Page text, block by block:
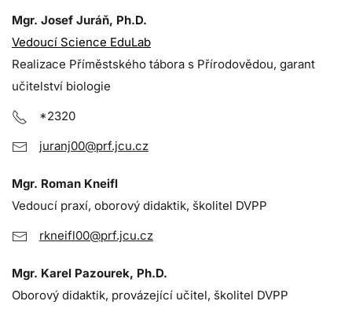
Mgr. Josef Juráň, Ph.D.
Vedoucí Science EduLab
Realizace Příměstského tábora s Přírodovědou, garant
učitelství biologie
*2320
juranj00@prf.jcu.cz
Mgr. Roman Kneifl
Vedoucí praxí, oborový didaktik, školitel DVPP
rkneifl00@prf.jcu.cz
Mgr. Karel Pazourek, Ph.D.
Oborový didaktik, provázející učitel, školitel DVPP